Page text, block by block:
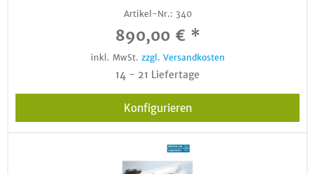
Artikel-Nr.: 340
890,00 € *
inkl. MwSt. zzgl. Versandkosten
14 - 21 Liefertage
Konfigurieren